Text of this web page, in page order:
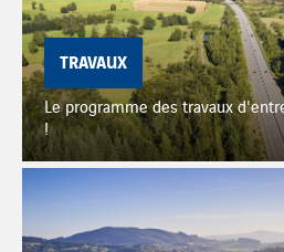
TRAVAUX
Le programme des travaux
!